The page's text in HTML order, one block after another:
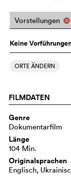
Vorstellungen
Keine
ORTE ÄNDERN
FILMDATEN
Genre
Dokumentarfilm
Länge
104 Min.
Originalsprachen
Englisch,